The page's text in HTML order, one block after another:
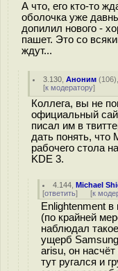
А что, его кто-то
оболочка уже
допилил нового -
пашет. Это со
ждут...
3.130 ,Аноним (106
[к модератору]
Коллега, вы не
официальный
писал им в
дать понять, что
рабочего стола
KDE 3.
4.144 ,Michael
[ответить] [к
Enlightenment
(по крайней
наблюдал
ущерб
arisu, он
тут ругался и